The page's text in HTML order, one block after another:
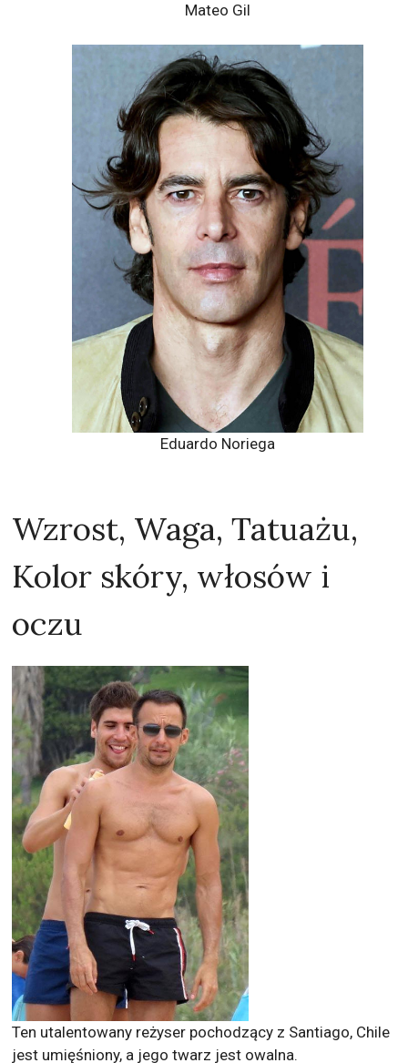
Mateo Gil
Eduardo Noriega
Wzrost, Waga, Tatuażu,
Kolor skóry, włosów i
oczu
Ten utalentowany reżyser pochodzący z Santiago, Chile
jest umięśniony, a jego twarz jest owalna.